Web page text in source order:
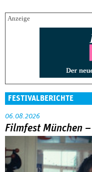
FESTIVALBERICHTE
06.08.2026
Filmfest München